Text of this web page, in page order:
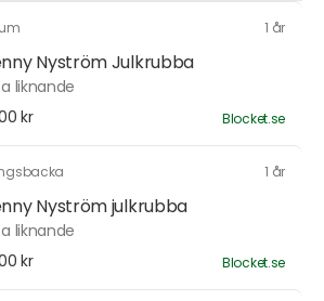
1 år
Nyström Julkrubba
liknande
kr
Blocket.se
1 år
Nyström julkrubba
liknande
kr
Blocket.se